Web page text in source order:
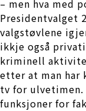
– men hva med
Presidentvalget
valgstøvlene
ikkje også
kriminell
etter at man har
tv for ulvetimen.
funksjoner for